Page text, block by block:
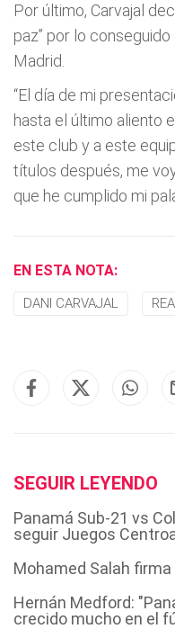
Por último, Carvajal
paz” por lo
Madrid.
“El día de mi
hasta el último aliento
este club y a este
títulos después, me
que he cumplido mi
EN ESTA NOTA:
DANI CARVAJAL
SEGUIR LEYENDO
Panamá Sub-21 vs
seguir Juegos
Mohamed Salah
Hernán Medford:
crecido mucho en el